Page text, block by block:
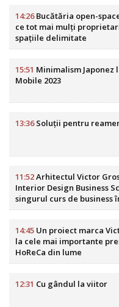
14:26Bucătăria open-
ce tot mai mulți
spațiile delimitate
15:51 Minimalism Japonez
Mobile 2023
13:36Soluții pentru
11:52Arhitectul Victor
Interior Design Business
singurul curs de business
din România
14:45 Un proiect marca
la cele mai importante
HoReCa din lume
12:31 Cu gândul la viitor